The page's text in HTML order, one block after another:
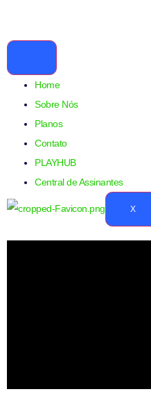
Home
Sobre Nós
Planos
Contato
PLAYHUB
Central de Assinantes
X